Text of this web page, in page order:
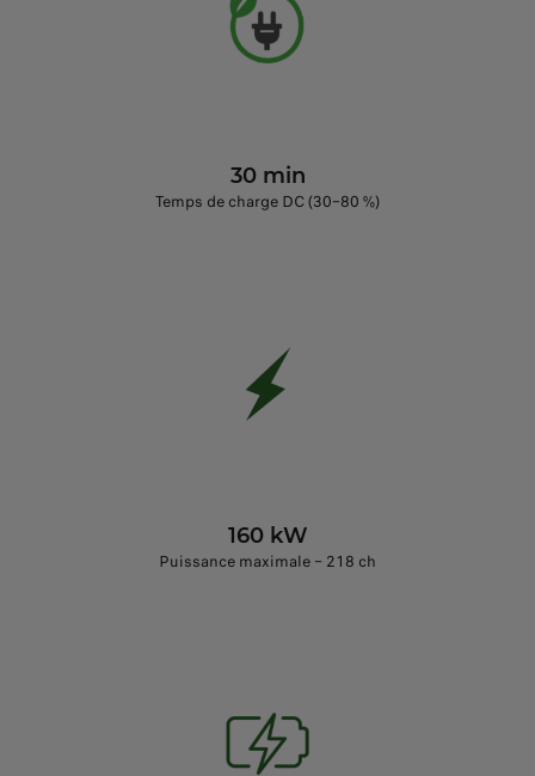
30 min
Temps de charge DC (30–80 %)
160 kW
Puissance maximale – 218 ch